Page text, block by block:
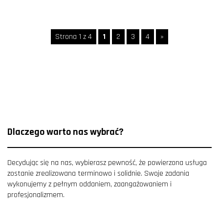
Strona 1 z 4 1 2 3 4 »
Dlaczego warto nas wybrać?
Decydując się na nas, wybierasz pewność, że powierzona usługa
zostanie zrealizowana terminowo i solidnie. Swoje zadania
wykonujemy z pełnym oddaniem, zaangażowaniem i
profesjonalizmem.